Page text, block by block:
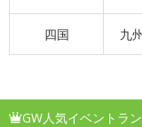
四国 九
GW人気イベントラ